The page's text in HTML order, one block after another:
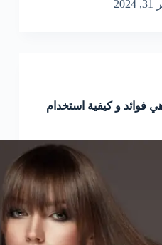
: ماهي فوائد و كيفية استخدام